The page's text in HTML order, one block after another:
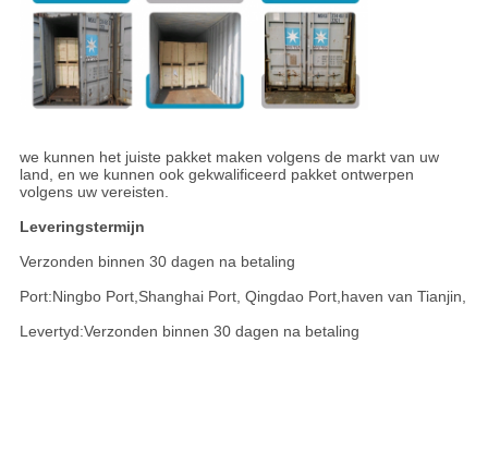
we kunnen het juiste pakket maken volgens de markt van uw
land, en we kunnen ook gekwalificeerd pakket ontwerpen
volgens uw vereisten.
Leveringstermijn
Verzonden binnen 30 dagen na betaling
Port:Ningbo Port,Shanghai Port, Qingdao Port,haven van Tianjin,
Levertyd:Verzonden binnen 30 dagen na betaling